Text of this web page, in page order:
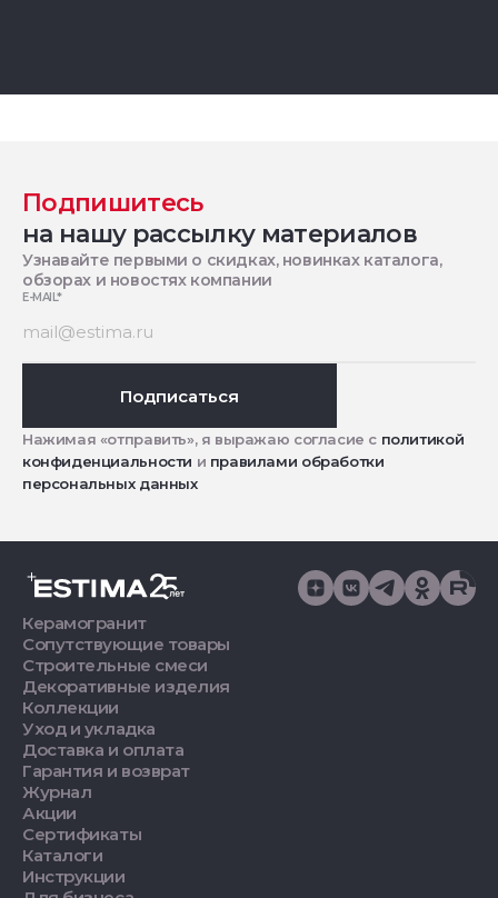
Подпишитесь
на нашу рассылку материалов
Узнавайте первыми о скидках, новинках каталога,
обзорах и новостях компании
E-MAIL*
Подписаться
Нажимая «отправить», я выражаю согласие с политикой
конфиденциальности и правилами обработки
персональных данных
Керамогранит
Сопутствующие товары
Строительные смеси
Декоративные изделия
Коллекции
Уход и укладка
Доставка и оплата
Гарантия и возврат
Журнал
Акции
Сертификаты
Каталоги
Инструкции